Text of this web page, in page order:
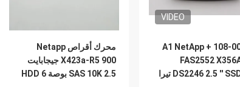
محرك أقراص Netapp
X423a-R5 900 جيجابايت
SAS 10K 2.5 بوصة HDD 6
VIDEO
108-00468 + A1 NetApp
FAS2552
DS2246 2.5 '' SSD 3.8 تيرا